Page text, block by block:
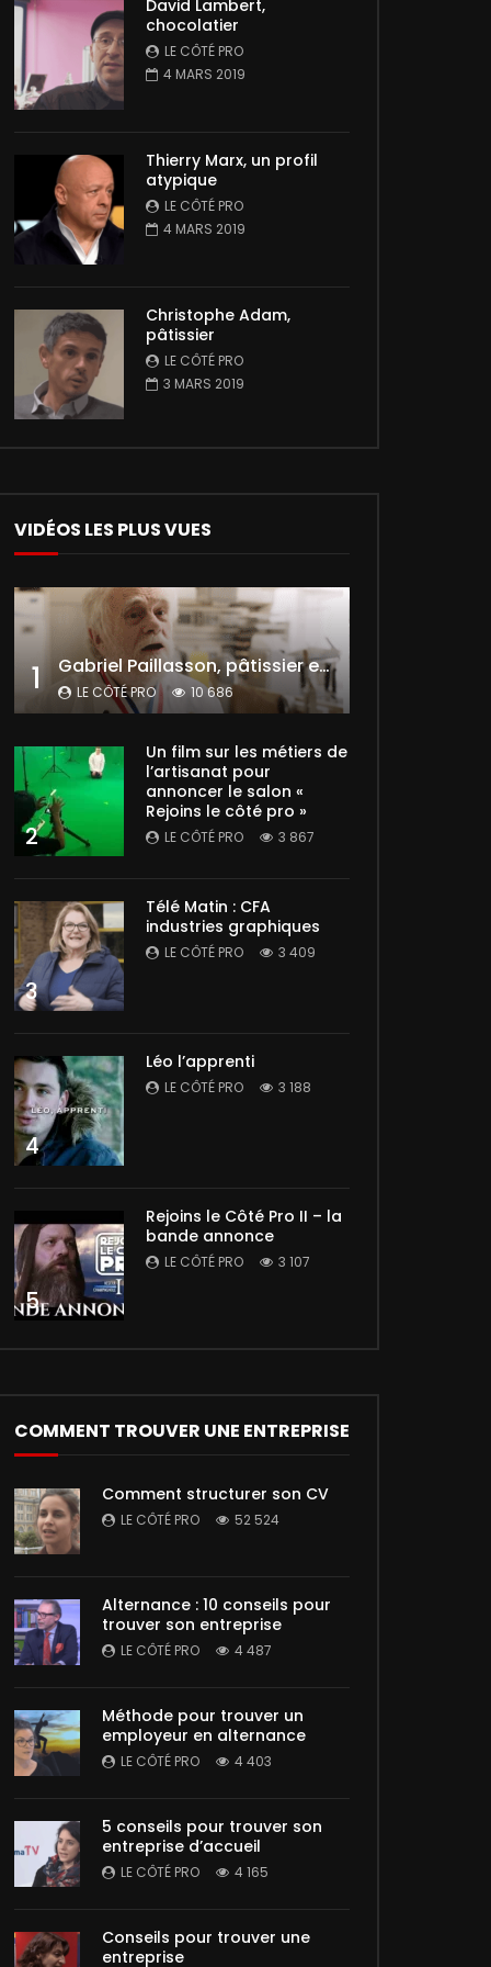
David Lambert,
chocolatier
LE CÔTÉ PRO
4 MARS 2019
Thierry Marx, un profil
atypique
LE CÔTÉ PRO
4 MARS 2019
Christophe Adam,
pâtissier
LE CÔTÉ PRO
3 MARS 2019
VIDÉOS LES PLUS VUES
1 Gabriel Paillasson, pâtissier et glacier
LE CÔTÉ PRO 10 686
2
Un film sur les métiers de
l’artisanat pour
annoncer le salon «
Rejoins le côté pro »
LE CÔTÉ PRO 3 867
3
Télé Matin : CFA
industries graphiques
LE CÔTÉ PRO 3 409
4
Léo l’apprenti
LE CÔTÉ PRO 3 188
5
Rejoins le Côté Pro II – la
bande annonce
LE CÔTÉ PRO 3 107
COMMENT TROUVER UNE ENTREPRISE
Comment structurer son CV
LE CÔTÉ PRO 52 524
Alternance : 10 conseils pour
trouver son entreprise
LE CÔTÉ PRO 4 487
Méthode pour trouver un
employeur en alternance
LE CÔTÉ PRO 4 403
5 conseils pour trouver son
entreprise d’accueil
LE CÔTÉ PRO 4 165
Conseils pour trouver une
entreprise